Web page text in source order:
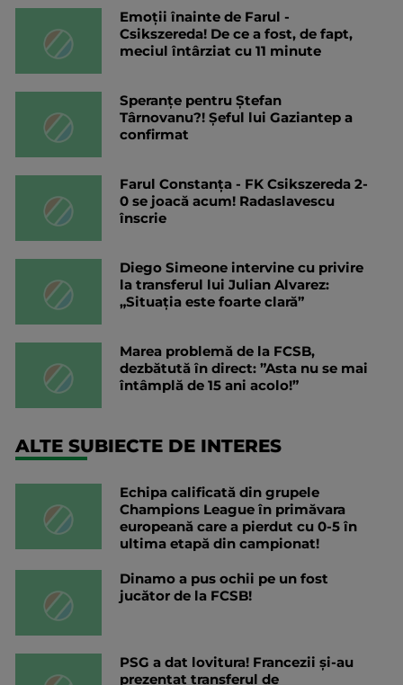
Emoții înainte de Farul -
Csikszereda! De ce a fost, de fapt,
meciul întârziat cu 11 minute
Speranțe pentru Ștefan
Târnovanu?! Șeful lui Gaziantep a
confirmat
Farul Constanța - FK Csikszereda 2-
0 se joacă acum! Radaslavescu
înscrie
Diego Simeone intervine cu privire
la transferul lui Julian Alvarez:
„Situația este foarte clară”
Marea problemă de la FCSB,
dezbătută în direct: ”Asta nu se mai
întâmplă de 15 ani acolo!”
ALTE SUBIECTE DE INTERES
Echipa calificată din grupele
Champions League în primăvara
europeană care a pierdut cu 0-5 în
ultima etapă din campionat!
Dinamo a pus ochii pe un fost
jucător de la FCSB!
PSG a dat lovitura! Francezii și-au
prezentat transferul de